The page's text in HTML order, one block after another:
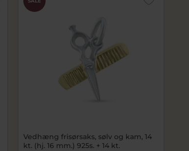
Vedhæng frisørsaks, sølv og kam, 14
kt. (hj. 16 mm.) 925s. + 14 kt.